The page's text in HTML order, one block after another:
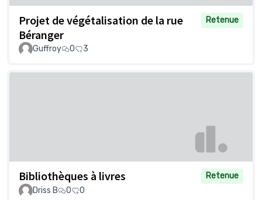
Projet de végétalisation de la rue
Béranger
Retenue
Guffroy 0 3
Bibliothèques à livres
Retenue
Driss B
0 0